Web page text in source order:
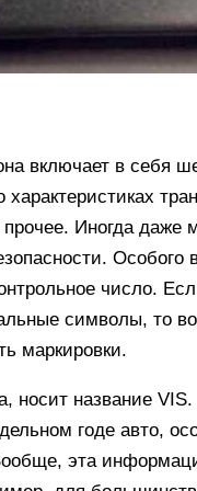
включает в себя
Иногда даже
Особого
число.
символы, то
маркировки.
носит название
годе авто,
эта